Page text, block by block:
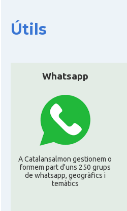
Útils
Whatsapp
A Catalansalmon gestionem o
formem part d'uns 250 grups
de whatsapp, geogràfics i
temàtics